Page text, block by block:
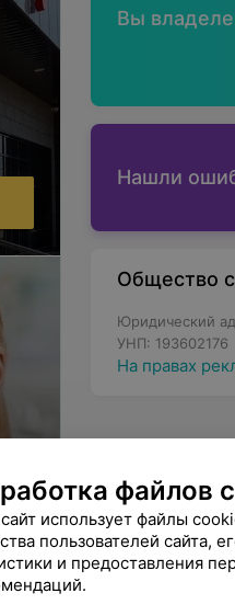
Вы
Нашли
Общество
Юридический
УНП: 193602176
На правах
файлов
использует файлы
пользователей сайта,
и предоставления